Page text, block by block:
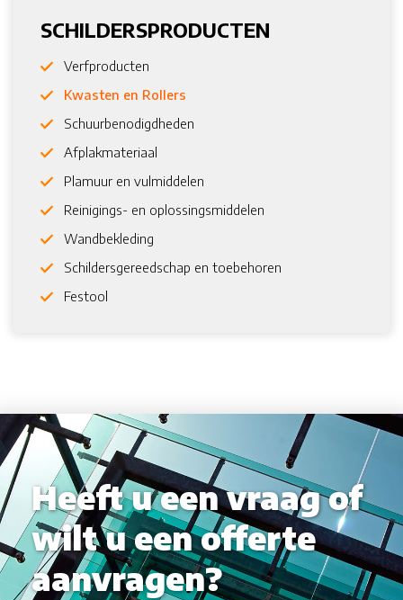
SCHILDERSPRODUCTEN
Verfproducten
Kwasten en Rollers
Schuurbenodigdheden
Afplakmateriaal
Plamuur en vulmiddelen
Reinigings- en oplossingsmiddelen
Wandbekleding
Schildersgereedschap en toebehoren
Festool
Heeft u een vraag of
wilt u een offerte
aanvragen?